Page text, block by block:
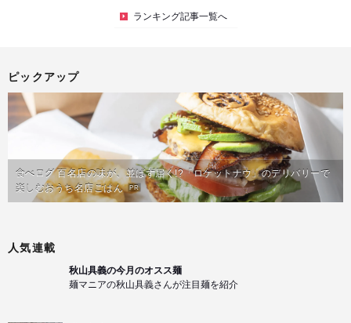
ランキング記事一覧へ
ピックアップ
食べログ 百名店の味が、並ばず届く!?「ロケットナウ」のデリバリーで
楽しむおうち名店ごはん PR
人気連載
秋山具義の今月のオスス麺
麺マニアの秋山具義さんが注目麺を紹介